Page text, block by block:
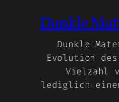
Dunkle
Dunkle
Evolution
Vielzahl
lediglich